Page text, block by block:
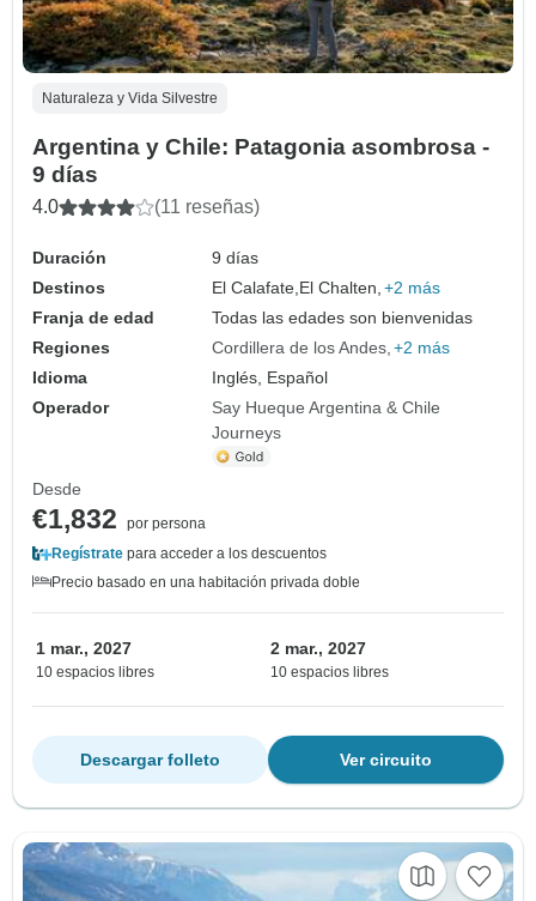
Naturaleza y Vida Silvestre
Argentina y Chile: Patagonia asombrosa -
9 días
4.0 (11 reseñas)
Duración
9 días
Destinos
El Calafate, El Chalten, +2 más
Franja de edad
Todas las edades son bienvenidas
Regiones
Cordillera de los Andes +2 más
Idioma
Inglés, Español
Operador
Say Hueque Argentina & Chile
Journeys
Desde
€1,832
por persona
Regístrate para acceder a los descuentos
Precio basado en una habitación privada doble
1 mar., 2027
10 espacios libres
2 mar., 2027
10 espacios libres
Ver circuito
Descargar folleto